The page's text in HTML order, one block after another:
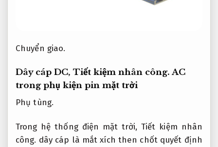
Chuyển giao.
Dây cáp DC, Tiết kiệm nhân công.AC
trong phụ kiện pin mặt trời
Phụ tùng.
Trong hệ thống điện mặt trời,Tiết kiệm nhân
công. dây cáp là mắt xích then chốt quyết định